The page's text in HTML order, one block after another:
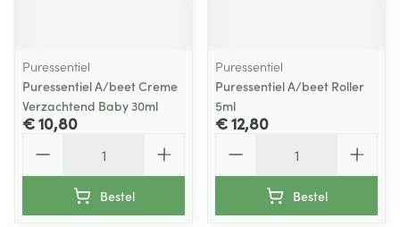
Puressentiel
Puressentiel A/beet Creme
Verzachtend Baby 30ml
€ 10,80
Bestel
Puressentiel
Puressentiel A/beet Roller
5ml
€ 12,80
Bestel